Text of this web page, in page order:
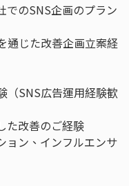
でのSNS企画のプラン
通じた改善企画立案経
（SNS広告運用経験歓
た改善のご経験
ョン、インフルエンサ